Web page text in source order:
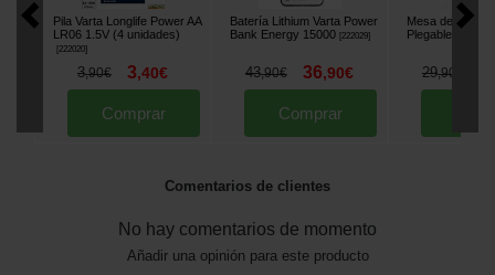
Pila Varta Longlife Power AA
LR06 1.5V (4 unidades)
[222020]
3,90€ 3,40€
Comprar
Batería Lithium Varta Power
Bank Energy 15000 [222029]
43,90€ 36,90€
Comprar
Mesa de Bivvy
Plegable
29,90
Comentarios de clientes
No hay comentarios de momento
Añadir una opinión para este producto